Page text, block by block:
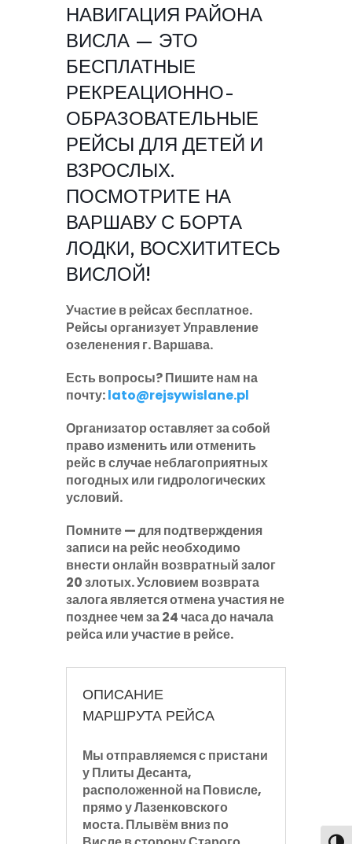
НАВИГАЦИЯ РАЙОНА
ВИСЛА — ЭТО
БЕСПЛАТНЫЕ
РЕКРЕАЦИОННО-
ОБРАЗОВАТЕЛЬНЫЕ
РЕЙСЫ ДЛЯ ДЕТЕЙ И
ВЗРОСЛЫХ.
ПОСМОТРИТЕ НА
ВАРШАВУ С БОРТА
ЛОДКИ, ВОСХИТИТЕСЬ
ВИСЛОЙ!
Участие в рейсах бесплатное.
Рейсы организует Управление
озеленения г. Варшава.
Есть вопросы? Пишите нам на
почту:lato@rejsywislane.pl
Организатор оставляет за собой
право изменить или отменить
рейс в случае неблагоприятных
погодных или гидрологических
условий.
Помните— для подтверждения
записи на рейс необходимо
внести онлайн возвратный залог
20 злотых. Условием возврата
залога является отмена участия не
позднее чем за 24 часа до начала
рейса или участие в рейсе.
ОПИСАНИЕ
МАРШРУТА РЕЙСА
Мы отправляемся с пристани
у Плиты Десанта,
расположенной на Повисле,
прямо у Лазенковского
моста. Плывём вниз по